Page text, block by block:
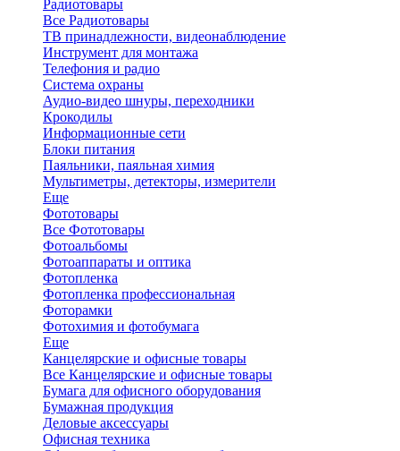
Радиотовары
Все Радиотовары
ТВ принадлежности, видеонаблюдение
Инструмент для монтажа
Телефония и радио
Система охраны
Аудио-видео шнуры, переходники
Крокодилы
Информационные сети
Блоки питания
Паяльники, паяльная химия
Мультиметры, детекторы, измерители
Еще
Фототовары
Все Фототовары
Фотоальбомы
Фотоаппараты и оптика
Фотопленка
Фотопленка профессиональная
Фоторамки
Фотохимия и фотобумага
Еще
Канцелярские и офисные товары
Все Канцелярские и офисные товары
Бумага для офисного оборудования
Бумажная продукция
Деловые аксессуары
Офисная техника